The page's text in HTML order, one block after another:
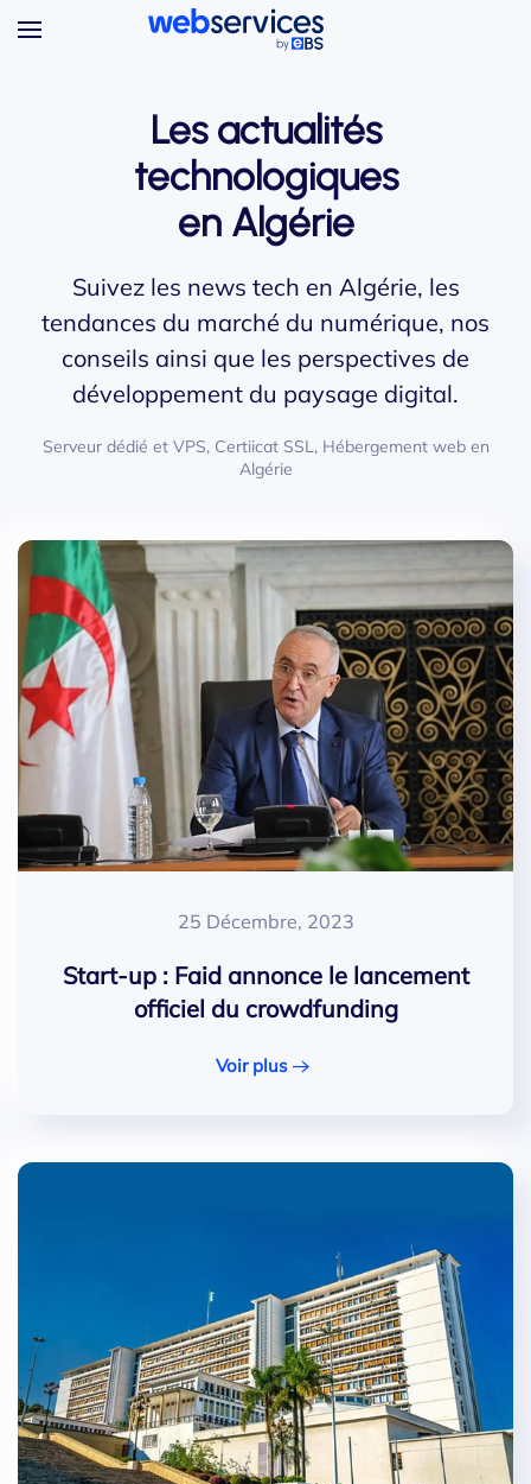
Les actualités
technologiques
en Algérie
Suivez les news tech en Algérie, les
tendances du marché du numérique, nos
conseils ainsi que les perspectives de
développement du paysage digital.
Serveur dédié et VPS, Certiicat SSL, Hébergement web en
Algérie
25 Décembre, 2023
Start-up : Faid annonce le lancement
officiel du crowdfunding
Voir plus